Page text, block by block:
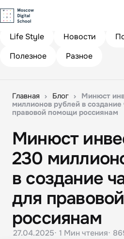
Life Style
Новости
Полезное
Разное
Главная Блог
Минюст
миллионов рублей в создание
правовой помощи россиянам
Минюст
230
в создание
для
россиянам
27.04.2025 1 Мин чтения